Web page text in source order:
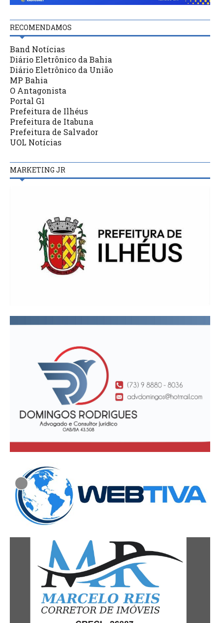
RECOMENDAMOS
Band Notícias
Diário Eletrônico da Bahia
Diário Eletrônico da União
MP Bahia
O Antagonista
Portal G1
Prefeitura de Ilhéus
Prefeitura de Itabuna
Prefeitura de Salvador
UOL Notícias
MARKETING JR